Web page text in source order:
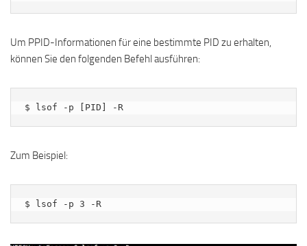
Um PPID-Informationen für eine bestimmte PID zu erhalten,
können Sie den folgenden Befehl ausführen:
$ lsof -p [PID] -R
Zum Beispiel:
$ lsof -p 3 -R